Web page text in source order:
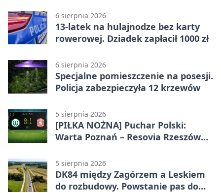
6 sierpnia 2026
13-latek na hulajnodze bez karty
rowerowej. Dziadek zapłacił 1000 zł
6 sierpnia 2026
Specjalne pomieszczenie na posesji.
Policja zabezpieczyła 12 krzewów
5 sierpnia 2026
[PIŁKA NOŻNA] Puchar Polski:
Warta Poznań – Resovia Rzeszów
pierwszoligowca
5 sierpnia 2026
DK84 między Zagórzem a Leskiem
do rozbudowy. Powstanie pas do